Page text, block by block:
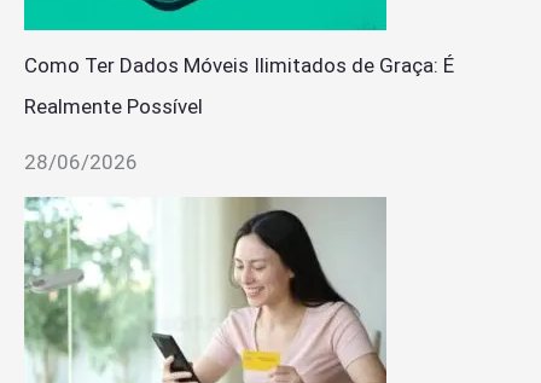
Como Ter Dados Móveis Ilimitados de Graça: É
Realmente Possível
28/06/2026